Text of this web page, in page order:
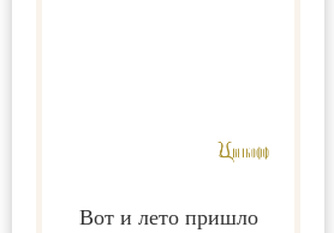
Вот и лето пришло